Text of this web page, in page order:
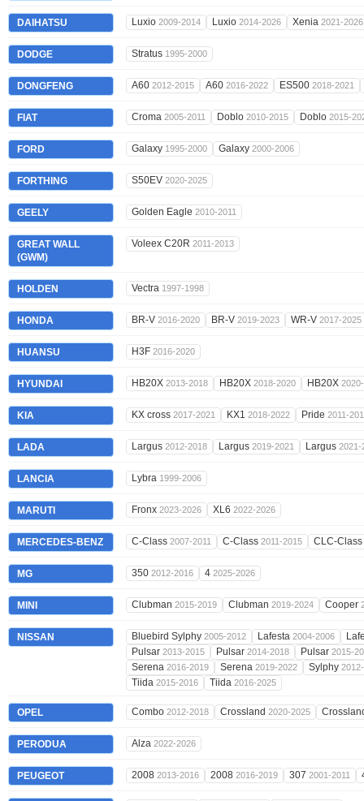
DAIHATSU Luxio 2009-2014 Luxio 2014-2026 Xenia 2021-2026
DODGE Stratus 1995-2000
DONGFENG A60 2012-2015 A60 2016-2022 ES500 2018-2021
FIAT Croma 2005-2011 Doblo 2010-2015 Doblo 2015-
FORD Galaxy 1995-2000 Galaxy 2000-2006
FORTHING S50EV 2020-2025
GEELY Golden Eagle 2010-2011
GREAT WALL
(GWM)
Voleex C20R 2011-2013
HOLDEN Vectra 1997-1998
HONDA BR-V 2016-2020 BR-V 2019-2023 WR-V 2017-2025
HUANSU H3F 2016-2020
HYUNDAI HB20X 2013-2018 HB20X 2018-2020 HB20X
KIA KX cross 2017-2021 KX1 2018-2022 Pride 2011-
LADA Largus 2012-2018 Largus 2019-2021 Largus 2021-
LANCIA Lybra 1999-2006
MARUTI Fronx 2023-2026 XL6 2022-2026
MERCEDES-BENZ C-Class 2007-2011 C-Class 2011-2015 CLC-Class
MG 350 2012-2016 4 2025-2026
MINI Clubman 2015-2019 Clubman 2019-2024 Cooper
NISSAN Bluebird Sylphy 2005-2012 Lafesta 2004-2006
Pulsar 2013-2015 Pulsar 2014-2018 Pulsar 2015-
Serena 2016-2019 Serena 2019-2022 Sylphy
Tiida 2015-2016 Tiida 2016-2025
OPEL Combo 2012-2018 Crossland 2020-2025
PERODUA Alza 2022-2026
PEUGEOT 2008 2013-2016 2008 2016-2019 307 2001-2011